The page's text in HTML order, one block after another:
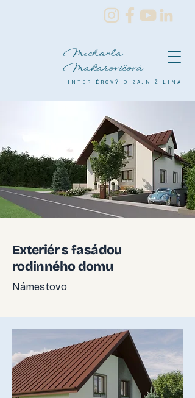
Michaela
Makarovičová
INTERIÉROVÝ DIZAJN ŽILINA
Exteriér s fasádou
rodinného domu
Námestovo